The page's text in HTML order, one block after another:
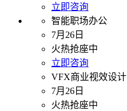
立即咨询
智能职场办公
7月26日
火热抢座中
立即咨询
VFX商业视效设计
7月26日
火热抢座中